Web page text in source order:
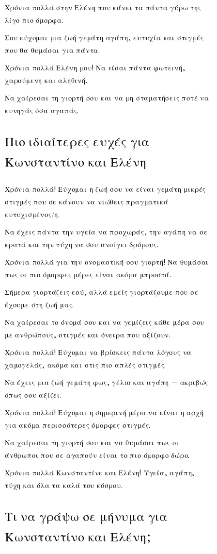
Χρόνια πολλά στην Ελένη που κάνει τα πάντα γύρω της
λίγο πιο όμορφα.
Σου εύχομαι μια ζωή γεμάτη αγάπη, ευτυχία και στιγμές
που θα θυμάσαι για πάντα.
Χρόνια πολλά Ελένη μου! Να είσαι πάντα φωτεινή,
χαρούμενη και αληθινή.
Να χαίρεσαι τη γιορτή σου και να μη σταματήσεις ποτέ να
κυνηγάς όσα αγαπάς.
Πιο ιδιαίτερες ευχές για
Κωνσταντίνο και Ελένη
Χρόνια πολλά! Εύχομαι η ζωή σου να είναι γεμάτη μικρές
στιγμές που σε κάνουν να νιώθεις πραγματικά
ευτυχισμένος/η.
Να έχεις πάντα την υγεία να προχωράς, την αγάπη να σε
κρατά και την τύχη να σου ανοίγει δρόμους.
Χρόνια πολλά για την ονομαστική σου γιορτή! Να θυμάσαι
πως οι πιο όμορφες μέρες είναι ακόμα μπροστά.
Σήμερα γιορτάζεις εσύ, αλλά εμείς γιορτάζουμε που σε
έχουμε στη ζωή μας.
Να χαίρεσαι το όνομά σου και να γεμίζεις κάθε μέρα σου
με ανθρώπους, στιγμές και όνειρα που αξίζουν.
Χρόνια πολλά! Εύχομαι να βρίσκεις πάντα λόγους να
χαμογελάς, ακόμα και στις πιο απλές στιγμές.
Να έχεις μια ζωή γεμάτη φως, γέλιο και αγάπη — ακριβώς
όπως σου αξίζει.
Χρόνια πολλά! Εύχομαι η σημερινή μέρα να είναι η αρχή
για ακόμα περισσότερες όμορφες στιγμές.
Να χαίρεσαι τη γιορτή σου και να θυμάσαι πως οι
άνθρωποι που σε αγαπούν είναι το πιο όμορφο δώρο.
Χρόνια πολλά Κωνσταντίνε και Ελένη! Υγεία, αγάπη,
τύχη και όλα τα καλά του κόσμου.
Τι να γράψω σε μήνυμα για
Κωνσταντίνο και Ελένη;